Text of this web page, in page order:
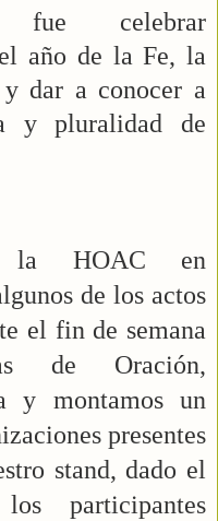
celebrar
año de la Fe, la
y dar a conocer a
y pluralidad de
la HOAC en
de los actos
el fin de semana
de Oración,
y montamos un
presentes
stand, dado el
participantes